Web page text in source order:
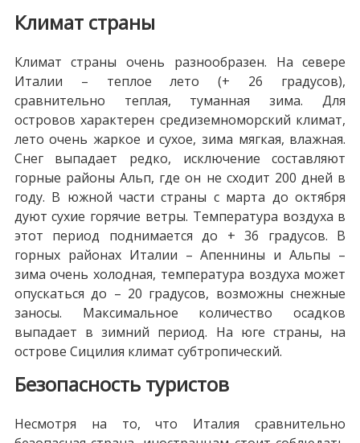
Климат страны
Климат страны очень разнообразен. На севере
Италии – теплое лето (+ 26 градусов),
сравнительно теплая, туманная зима. Для
островов характерен средиземноморский климат,
лето очень жаркое и сухое, зима мягкая, влажная.
Снег выпадает редко, исключение составляют
горные районы Альп, где он не сходит 200 дней в
году. В южной части страны с марта до октября
дуют сухие горячие ветры. Температура воздуха в
этот период поднимается до + 36 градусов. В
горных районах Италии – Апеннины и Альпы –
зима очень холодная, температура воздуха может
опускаться до – 20 градусов, возможны снежные
заносы. Максимальное количество осадков
выпадает в зимний период. На юге страны, на
острове Сицилия климат субтропический.
Безопасность туристов
Несмотря на то, что Италия сравнительно